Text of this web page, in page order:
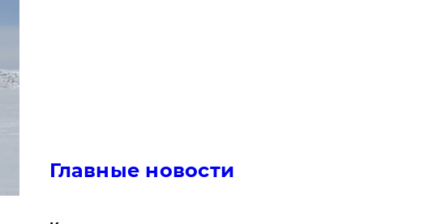
Главные новости